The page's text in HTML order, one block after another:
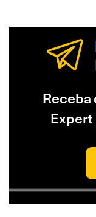
Receba
Expert